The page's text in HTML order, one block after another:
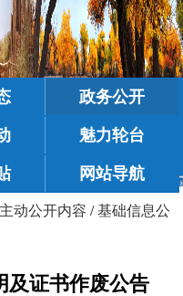
政务公开
魅力轮台
网站导航
动公开内容 /基础信息公
及证书作废公告